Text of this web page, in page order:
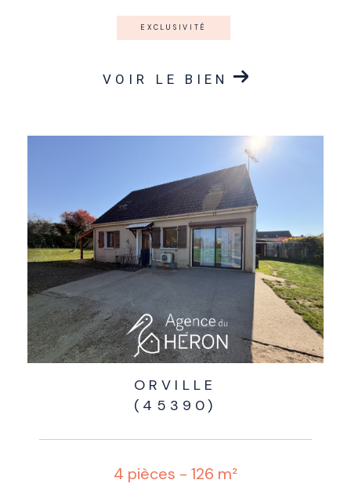
EXCLUSIVITÉ
VOIR LE BIEN
ORVILLE
(45390)
4 pièces - 126 m²